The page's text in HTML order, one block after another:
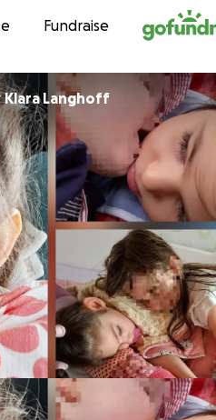
contentFundraise
Klara Langhoff